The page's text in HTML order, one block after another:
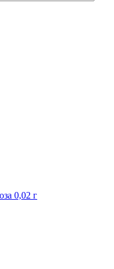
0,02 г